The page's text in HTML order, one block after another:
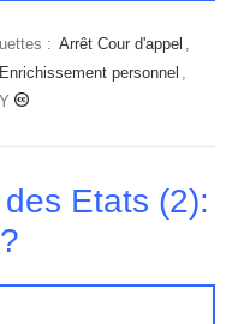
: Arrêt Cour d'appel ,
Enrichissement personnel ,
Etats (2):